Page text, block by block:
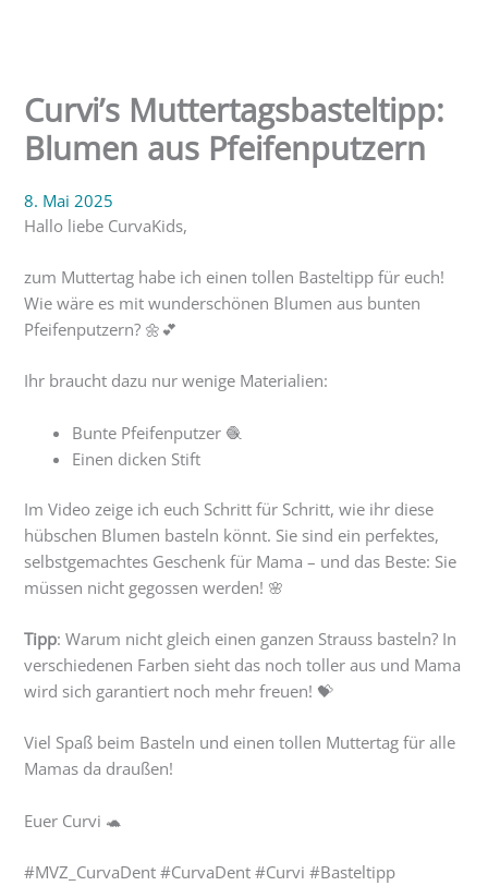
Curvi’s Muttertagsbasteltipp:
Blumen aus Pfeifenputzern
8. Mai 2025
Hallo liebe CurvaKids,
zum Muttertag habe ich einen tollen Basteltipp für euch!
Wie wäre es mit wunderschönen Blumen aus bunten
Pfeifenputzern? 🌼💕
Ihr braucht dazu nur wenige Materialien:
Bunte Pfeifenputzer 🧶
Einen dicken Stift
Im Video zeige ich euch Schritt für Schritt, wie ihr diese
hübschen Blumen basteln könnt. Sie sind ein perfektes,
selbstgemachtes Geschenk für Mama – und das Beste: Sie
müssen nicht gegossen werden! 🌸
Tipp: Warum nicht gleich einen ganzen Strauss basteln? In
verschiedenen Farben sieht das noch toller aus und Mama
wird sich garantiert noch mehr freuen! 💝
Viel Spaß beim Basteln und einen tollen Muttertag für alle
Mamas da draußen!
Euer Curvi 🐢
#MVZ_CurvaDent #CurvaDent #Curvi #Basteltipp